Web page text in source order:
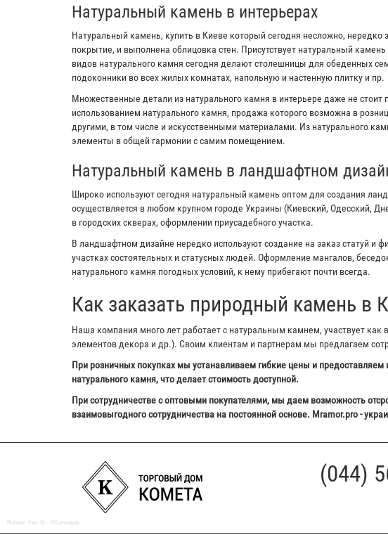
Натуральный камень в интерьерах
Натуральный камень, купить в Киеве который сегодня несложно,
покрытие, и выполнена облицовка стен. Присутствует натуральный
видов натурального камня сегодня делают столешницы для обеденных
подоконники во всех жилых комнатах, напольную и настенную плитку и пр.
Множественные детали из натурального камня в интерьере даже не
использованием натурального камня, продажа которого возможна в
другими, в том числе и искусственными материалами. Из натурального
элементы в общей гармонии с самим помещением.
Натуральный камень в ландшафтном
Широко используют сегодня натуральный камень оптом для создания
осуществляется в любом крупном городе Украины (Киевский, Одесский,
в городских скверах, оформлении приусадебного участка.
В ландшафтном дизайне нередко используют создание на заказ статуй и
участках состоятельных и статусных людей. Оформление мангалов,
натурального камня погодных условий, к нему прибегают почти всегда.
Как заказать природный камень в
Наша компания много лет работает с натуральным камнем, участвует как
элементов декора и др.). Своим клиентам и партнерам мы предлагаем
При розничных покупках мы устанавливаем гибкие цены и
натурального камня, что делает стоимость доступной.
При сотрудничестве с оптовыми покупателями, мы даем возможность
взаимовыгодного сотрудничества на постоянной основе. Mramor.pro -
(044)
Рейтинг: 9 из 10 105 отзывов.